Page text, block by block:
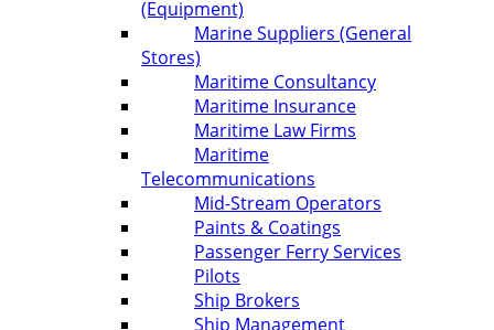
(Equipment)
Marine Suppliers (General
Stores)
Maritime Consultancy
Maritime Insurance
Maritime Law Firms
Maritime
Telecommunications
Mid-Stream Operators
Paints & Coatings
Passenger Ferry Services
Pilots
Ship Brokers
Ship Management